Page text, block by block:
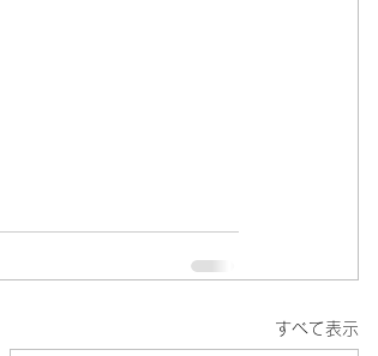
すべて表示